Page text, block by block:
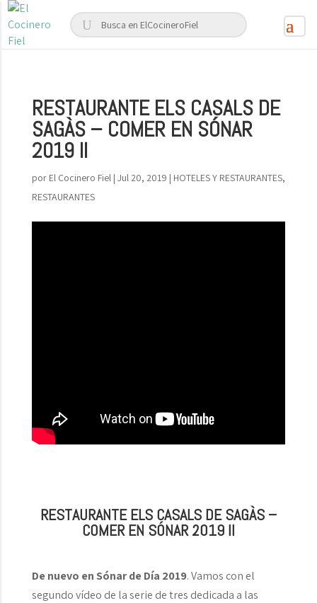
RESTAURANTE ELS CASALS DE
SAGÀS – COMER EN SÓNAR
2019 II
por El Cocinero Fiel| Jul 20, 2019 | HOTELES Y RESTAURANTES,
RESTAURANTES
RESTAURANTE ELS CASALS DE SAGÀS –
COMER EN SÓNAR 2019 II
De nuevo en Sónar de Día 2019. Vamos con el
segundo vídeo de la serie de tres dedicada a las